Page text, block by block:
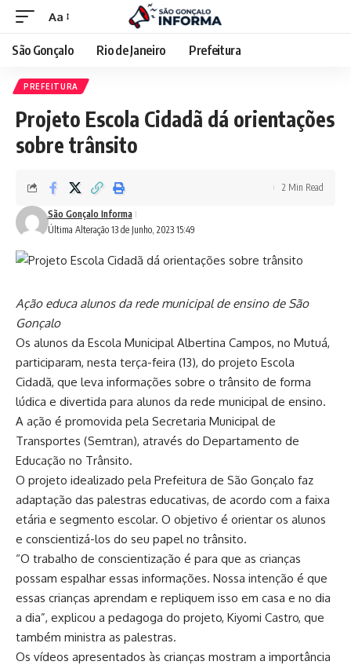
Aa
São Gonçalo Rio de Janeiro Prefeitura
PREFEITURA
Projeto Escola Cidadã dá orientações
sobre trânsito
Última Alteração 13 de Junho, 2023 15:49
São Gonçalo Informa
2 Min Read
Ação educa alunos da rede municipal de ensino de São
Gonçalo
Os alunos da Escola Municipal Albertina Campos, no Mutuá,
participaram, nesta terça-feira (13), do projeto Escola
Cidadã, que leva informações sobre o trânsito de forma
lúdica e divertida para alunos da rede municipal de ensino.
A ação é promovida pela Secretaria Municipal de
Transportes (Semtran), através do Departamento de
Educação no Trânsito.
O projeto idealizado pela Prefeitura de São Gonçalo faz
adaptação das palestras educativas, de acordo com a faixa
etária e segmento escolar. O objetivo é orientar os alunos
e conscientizá-los do seu papel no trânsito.
“O trabalho de conscientização é para que as crianças
possam espalhar essas informações. Nossa intenção é que
essas crianças aprendam e repliquem isso em casa e no dia
a dia”, explicou a pedagoga do projeto, Kiyomi Castro, que
também ministra as palestras.
Os vídeos apresentados às crianças mostram a importância